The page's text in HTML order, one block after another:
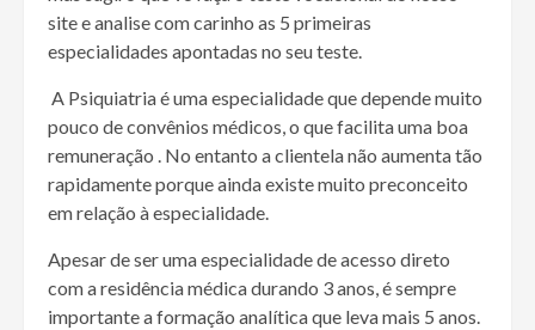
site e analise com carinho as 5 primeiras
especialidades apontadas no seu teste.
A Psiquiatria é uma especialidade que depende muito
pouco de convênios médicos, o que facilita uma boa
remuneração . No entanto a clientela não aumenta tão
rapidamente porque ainda existe muito preconceito
em relação à especialidade.
Apesar de ser uma especialidade de acesso direto
com a residência médica durando 3 anos, é sempre
importante a formação analítica que leva mais 5 anos.